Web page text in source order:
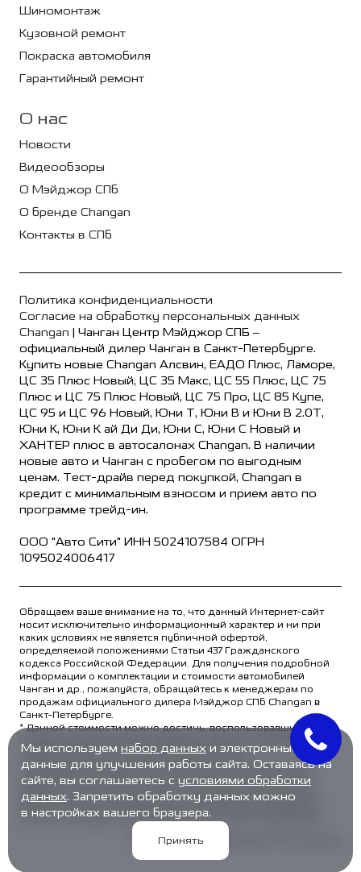
Шиномонтаж
Кузовной ремонт
Покраска автомобиля
Гарантийный ремонт
О нас
Новости
Видеообзоры
О Мэйджор СПб
О бренде Changan
Контакты в СПб
Политика конфиденциальности
Согласие на обработку персональных данных
Changan | Чанган Центр Мэйджор СПБ –
официальный дилер Чанган в Санкт-Петербурге.
Купить новые Changan Алсвин, ЕАДО Плюс, Ламоре,
ЦС 35 Плюс Новый, ЦС 35 Макс, ЦС 55 Плюс, ЦС 75
Плюс и ЦС 75 Плюс Новый, ЦС 75 Про, ЦС 85 Купе,
ЦС 95 и ЦС 96 Новый, Юни Т, Юни В и Юни В 2.0Т,
Юни К, Юни К ай Ди Ди, Юни С, Юни С Новый и
ХАНТЕР плюс в автосалонах Changan. В наличии
новые авто и Чанган с пробегом по выгодным
ценам. Тест-драйв перед покупкой, Changan в
кредит с минимальным взносом и прием авто по
программе трейд-ин.
ООО "Авто Сити" ИНН 5024107584 ОГРН
1095024006417
Обращаем ваше внимание на то, что данный Интернет-сайт
носит исключительно информационный характер и ни при
каких условиях не является публичной офертой,
определяемой положениями Статьи 437 Гражданского
кодекса Российской Федерации. Для получения подробной
информации о комплектации и стоимости автомобилей
Чанган и др., пожалуйста, обращайтесь к менеджерам по
продажам официального дилера Мэйджор СПб Changan в
Санкт-Петербурге.
* Данной стоимости можно достичь, воспользовавшись
нашими услугами: Кредит, Трейд-ин, Лизинг. Подробности в
отделе продаж и по телефонам автосалонов.
** Вы будете перемещены на сайт Major Auto для внесения
предоплаты в размере 16 000 руб. Внесение предоплаты
является надежным средством, позволяющим покупателю
забронировать понравившийся автомобиль. Еженедельно
данным инструментом пользуются около 400 покупателей.
Разработка и продвижение: Primo.Agency
Мы используем набор данных и электронные
данные для улучшения работы сайта. Оставаясь на
сайте, вы соглашаетесь с условиями обработки
данных. Запретить обработку данных можно
в настройках вашего браузера.
Принять